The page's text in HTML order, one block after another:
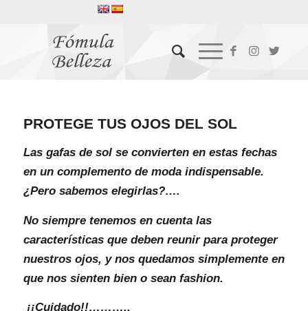
PROTEGE TUS OJOS DEL SOL
Las gafas de sol se convierten en estas fechas
en un complemento de moda indispensable.
¿Pero sabemos elegirlas?….
No siempre tenemos en cuenta las
características que deben reunir para proteger
nuestros ojos, y nos quedamos simplemente en
que nos sienten bien o sean fashion.
¡¡Cuidado!!………..